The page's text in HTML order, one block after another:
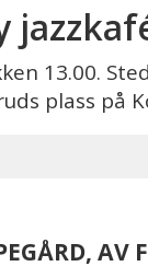
13.00.
plass på
AV